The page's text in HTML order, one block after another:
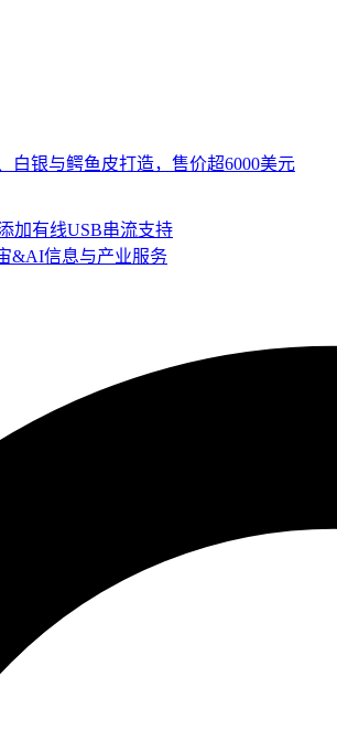
白银与鳄鱼皮打造，售价超6000美元
加有线USB串流支持